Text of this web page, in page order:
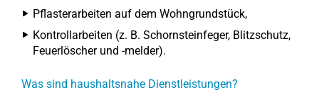
Pflasterarbeiten auf dem Wohngrundstück,
Kontrollarbeiten (z. B. Schornsteinfeger, Blitzschutz,
Feuerlöscher und -melder).
Was sind haushaltsnahe Dienstleistungen?